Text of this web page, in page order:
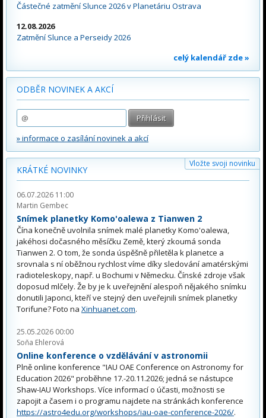
Částečné zatmění Slunce 2026 v Planetáriu Ostrava
12.08.2026
Zatmění Slunce a Perseidy 2026
celý kalendář zde »
ODBĚR NOVINEK A AKCÍ
» informace o zasílání novinek a akcí
Vložte svoji novinku
KRÁTKÉ NOVINKY
06.07.2026 11:00
Martin Gembec
Snímek planetky Komo'oalewa z Tianwen 2
Čína konečně uvolnila snímek malé planetky Komo'oalewa,
jakéhosi dočasného měsíčku Země, který zkoumá sonda
Tianwen 2. O tom, že sonda úspěšně přiletěla k planetce a
srovnala s ní oběžnou rychlost víme díky sledování amatérskými
radioteleskopy, např. u Bochumi v Německu. Čínské zdroje však
doposud mlčely. Že by je k uveřejnění alespoň nějakého snímku
donutili Japonci, kteří ve stejný den uveřejnili snímek planetky
Torifune? Foto na Xinhuanet.com.
25.05.2026 00:00
Soňa Ehlerová
Online konference o vzdělávání v astronomii
Plně online konference "IAU OAE Conference on Astronomy for
Education 2026" proběhne 17.-20.11.2026; jedná se nástupce
Shaw-IAU Workshops. Více informací o účasti, možnosti se
zapojit a časem i o programu najdete na stránkách konference
https://astro4edu.org/workshops/iau-oae-conference-2026/.